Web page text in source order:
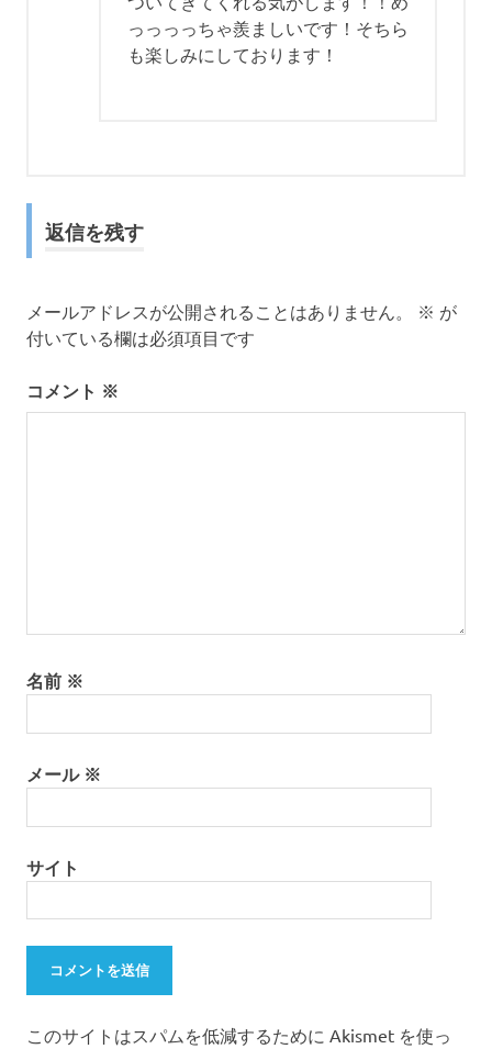
っっっっちゃ羨ましいです！そちら
も楽しみにしております！
返信を残す
メールアドレスが公開されることはありません。 ※ が
付いている欄は必須項目です
コメント ※
名前 ※
メール ※
サイト
このサイトはスパムを低減するために Akismet を使っ